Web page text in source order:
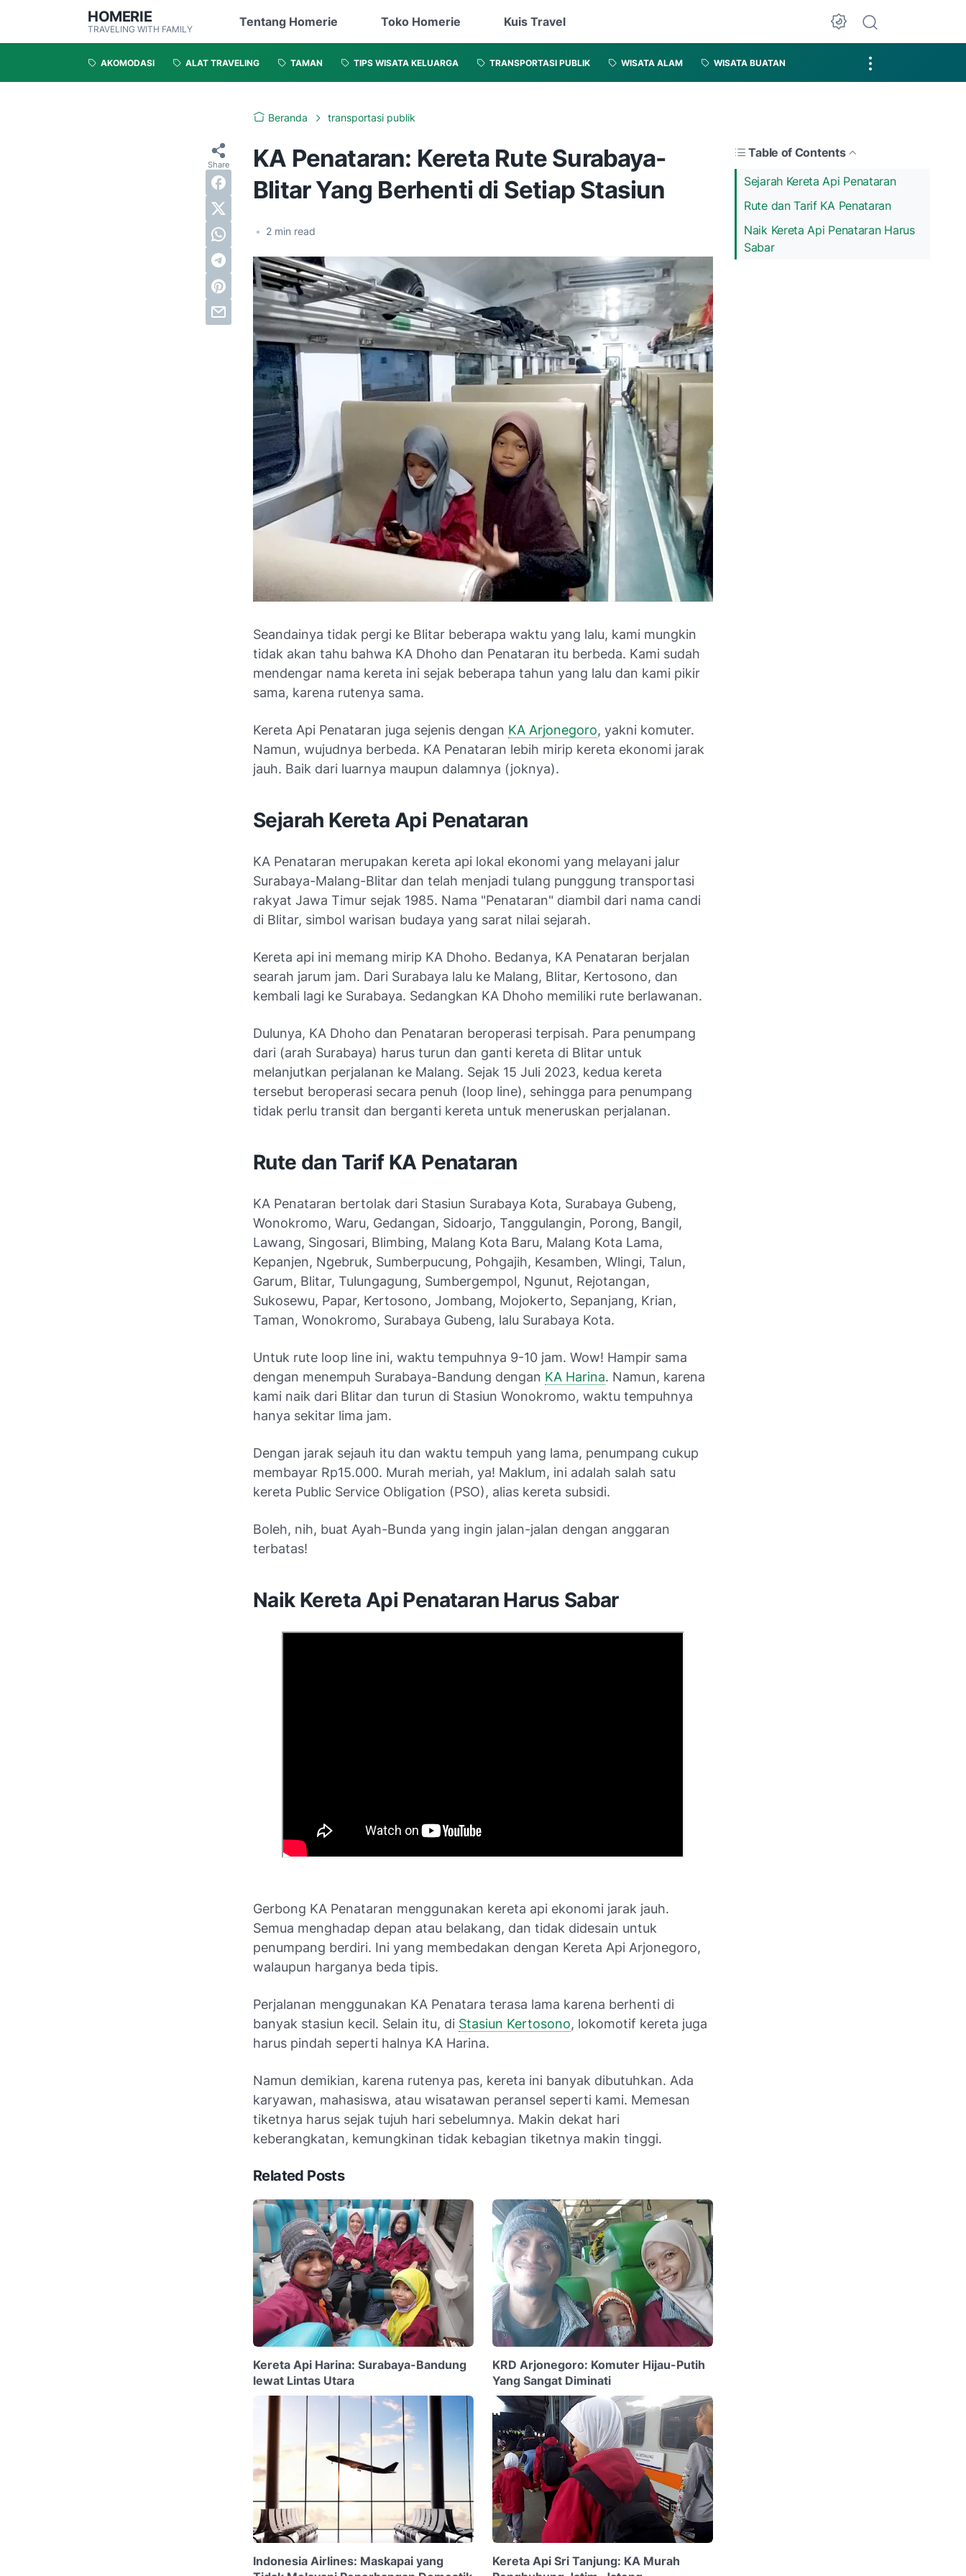
HOMERIE
TRAVELING WITH FAMILY
Tentang Homerie Toko Homerie Kuis Travel
AKOMODASI ALAT TRAVELING TAMAN TIPS WISATA KELUARGA TRANSPORTASI PUBLIK WISATA ALAM WISATA BUATAN
Beranda transportasi publik
KA Penataran: Kereta Rute Surabaya-
Blitar Yang Berhenti di Setiap Stasiun
• 2 min read
Table of Contents
Sejarah Kereta Api Penataran
Rute dan Tarif KA Penataran
Naik Kereta Api Penataran Harus
Sabar
Seandainya tidak pergi ke Blitar beberapa waktu yang lalu, kami mungkin
tidak akan tahu bahwa KA Dhoho dan Penataran itu berbeda. Kami sudah
mendengar nama kereta ini sejak beberapa tahun yang lalu dan kami pikir
sama, karena rutenya sama.
Kereta Api Penataran juga sejenis dengan KA Arjonegoro, yakni komuter.
Namun, wujudnya berbeda. KA Penataran lebih mirip kereta ekonomi jarak
jauh. Baik dari luarnya maupun dalamnya (joknya).
Sejarah Kereta Api Penataran
KA Penataran merupakan kereta api lokal ekonomi yang melayani jalur
Surabaya-Malang-Blitar dan telah menjadi tulang punggung transportasi
rakyat Jawa Timur sejak 1985. Nama "Penataran" diambil dari nama candi
di Blitar, simbol warisan budaya yang sarat nilai sejarah.
Kereta api ini memang mirip KA Dhoho. Bedanya, KA Penataran berjalan
searah jarum jam. Dari Surabaya lalu ke Malang, Blitar, Kertosono, dan
kembali lagi ke Surabaya. Sedangkan KA Dhoho memiliki rute berlawanan.
Dulunya, KA Dhoho dan Penataran beroperasi terpisah. Para penumpang
dari (arah Surabaya) harus turun dan ganti kereta di Blitar untuk
melanjutkan perjalanan ke Malang. Sejak 15 Juli 2023, kedua kereta
tersebut beroperasi secara penuh (loop line), sehingga para penumpang
tidak perlu transit dan berganti kereta untuk meneruskan perjalanan.
Rute dan Tarif KA Penataran
KA Penataran bertolak dari Stasiun Surabaya Kota, Surabaya Gubeng,
Wonokromo, Waru, Gedangan, Sidoarjo, Tanggulangin, Porong, Bangil,
Lawang, Singosari, Blimbing, Malang Kota Baru, Malang Kota Lama,
Kepanjen, Ngebruk, Sumberpucung, Pohgajih, Kesamben, Wlingi, Talun,
Garum, Blitar, Tulungagung, Sumbergempol, Ngunut, Rejotangan,
Sukosewu, Papar, Kertosono, Jombang, Mojokerto, Sepanjang, Krian,
Taman, Wonokromo, Surabaya Gubeng, lalu Surabaya Kota.
Untuk rute loop line ini, waktu tempuhnya 9-10 jam. Wow! Hampir sama
dengan menempuh Surabaya-Bandung dengan KA Harina. Namun, karena
kami naik dari Blitar dan turun di Stasiun Wonokromo, waktu tempuhnya
hanya sekitar lima jam.
Dengan jarak sejauh itu dan waktu tempuh yang lama, penumpang cukup
membayar Rp15.000. Murah meriah, ya! Maklum, ini adalah salah satu
kereta Public Service Obligation (PSO), alias kereta subsidi.
Boleh, nih, buat Ayah-Bunda yang ingin jalan-jalan dengan anggaran
terbatas!
Naik Kereta Api Penataran Harus Sabar
Gerbong KA Penataran menggunakan kereta api ekonomi jarak jauh.
Semua menghadap depan atau belakang, dan tidak didesain untuk
penumpang berdiri. Ini yang membedakan dengan Kereta Api Arjonegoro,
walaupun harganya beda tipis.
Perjalanan menggunakan KA Penatara terasa lama karena berhenti di
banyak stasiun kecil. Selain itu, di Stasiun Kertosono, lokomotif kereta juga
harus pindah seperti halnya KA Harina.
Namun demikian, karena rutenya pas, kereta ini banyak dibutuhkan. Ada
karyawan, mahasiswa, atau wisatawan peransel seperti kami. Memesan
tiketnya harus sejak tujuh hari sebelumnya. Makin dekat hari
keberangkatan, kemungkinan tidak kebagian tiketnya makin tinggi.
Related Posts
Kereta Api Harina: Surabaya-Bandung
lewat Lintas Utara
KRD Arjonegoro: Komuter Hijau-Putih
Yang Sangat Diminati
Indonesia Airlines: Maskapai yang
Kereta Api Sri Tanjung: KA Murah